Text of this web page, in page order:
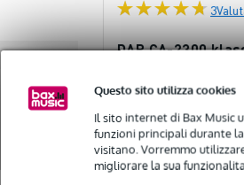
Questo sito utilizza cookies
Il sito internet di Bax Music
funzioni principali durante
visitano. Vorremmo
migliorare la sua
3
DAP CA-2300
Disponibile
Prezzo consigliato
372,00 €